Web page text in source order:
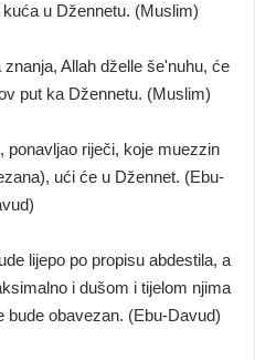
u Džennetu. (Muslim)
Allah dželle še'nuhu, će
put ka Džennetu. (Muslim)
ponavljao riječi, koje muezzin
ući će u Džennet. (Ebu-
lijepo po propisu abdestila, a
i dušom i tijelom njima
bude obavezan. (Ebu-Davud)